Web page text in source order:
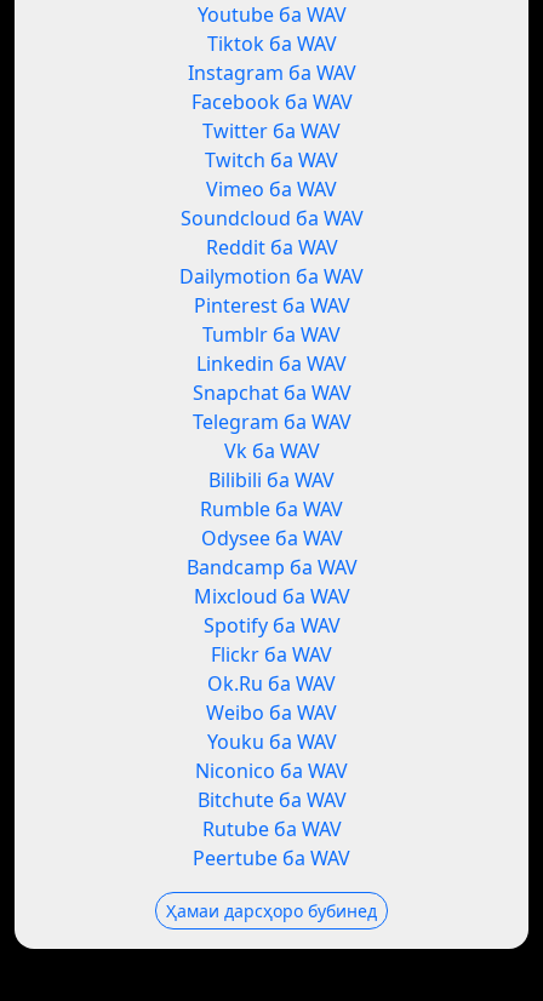
Youtube ба WAV
Tiktok ба WAV
Instagram ба WAV
Facebook ба WAV
Twitter ба WAV
Twitch ба WAV
Vimeo ба WAV
Soundcloud ба WAV
Reddit ба WAV
Dailymotion ба WAV
Pinterest ба WAV
Tumblr ба WAV
Linkedin ба WAV
Snapchat ба WAV
Telegram ба WAV
Vk ба WAV
Bilibili ба WAV
Rumble ба WAV
Odysee ба WAV
Bandcamp ба WAV
Mixcloud ба WAV
Spotify ба WAV
Flickr ба WAV
Ok.Ru ба WAV
Weibo ба WAV
Youku ба WAV
Niconico ба WAV
Bitchute ба WAV
Rutube ба WAV
Peertube ба WAV
Ҳамаи дарсҳоро бубинед